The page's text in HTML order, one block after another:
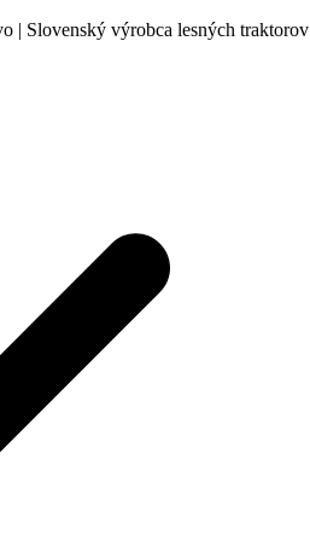
| Slovenský výrobca lesných traktorov